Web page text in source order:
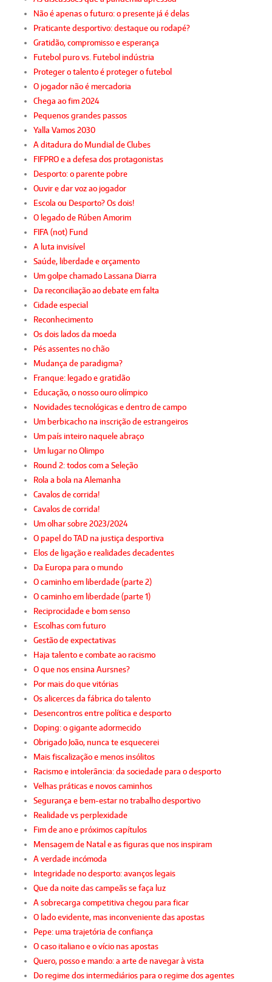
Não é apenas o futuro: o presente já é delas
Praticante desportivo: destaque ou rodapé?
Gratidão, compromisso e esperança
Futebol puro vs. Futebol indústria
Proteger o talento é proteger o futebol
O jogador não é mercadoria
Chega ao fim 2024
Pequenos grandes passos
Yalla Vamos 2030
A ditadura do Mundial de Clubes
FIFPRO e a defesa dos protagonistas
Desporto: o parente pobre
Ouvir e dar voz ao jogador
Escola ou Desporto? Os dois!
O legado de Rúben Amorim
FIFA (not) Fund
A luta invisível
Saúde, liberdade e orçamento
Um golpe chamado Lassana Diarra
Da reconciliação ao debate em falta
Cidade especial
Reconhecimento
Os dois lados da moeda
Pés assentes no chão
Mudança de paradigma?
Franque: legado e gratidão
Educação, o nosso ouro olímpico
Novidades tecnológicas e dentro de campo
Um berbicacho na inscrição de estrangeiros
Um país inteiro naquele abraço
Um lugar no Olimpo
Round 2: todos com a Seleção
Rola a bola na Alemanha
Cavalos de corrida!
Cavalos de corrida!
Um olhar sobre 2023/2024
O papel do TAD na justiça desportiva
Elos de ligação e realidades decadentes
Da Europa para o mundo
O caminho em liberdade (parte 2)
O caminho em liberdade (parte 1)
Reciprocidade e bom senso
Escolhas com futuro
Gestão de expectativas
Haja talento e combate ao racismo
O que nos ensina Aursnes?
Por mais do que vitórias
Os alicerces da fábrica do talento
Desencontros entre política e desporto
Doping: o gigante adormecido
Obrigado João, nunca te esquecerei
Mais fiscalização e menos insólitos
Racismo e intolerância: da sociedade para o desporto
Velhas práticas e novos caminhos
Segurança e bem-estar no trabalho desportivo
Realidade vs perplexidade
Fim de ano e próximos capítulos
Mensagem de Natal e as figuras que nos inspiram
A verdade incómoda
Integridade no desporto: avanços legais
Que da noite das campeãs se faça luz
A sobrecarga competitiva chegou para ficar
O lado evidente, mas inconveniente das apostas
Pepe: uma trajetória de confiança
O caso italiano e o vício nas apostas
Quero, posso e mando: a arte de navegar à vista
Do regime dos intermediários para o regime dos agentes